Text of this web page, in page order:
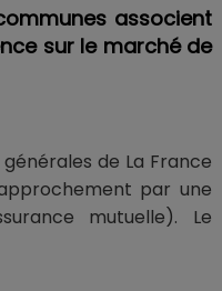
associent
sur le marché de
de La France
par une
mutuelle). Le